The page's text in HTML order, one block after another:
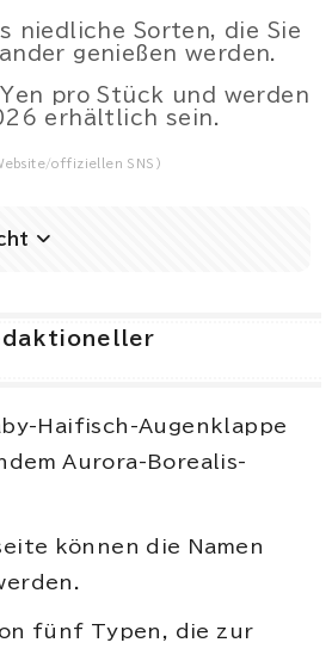
niedliche Sorten, die Sie
genießen werden.
pro Stück und werden
erhältlich sein.
offiziellen SNS)
Haifisch-Augenklappe
Aurora-Borealis-
können die Namen
fünf Typen, die zur